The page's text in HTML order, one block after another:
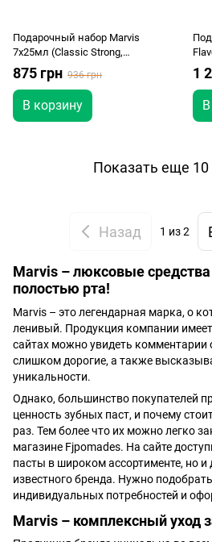
Подарочный набор Marvis
7x25мл (Classic Strong,
Whitening, Aquatic, Ginger,
Licorice, Jasmin , Cinnamon)
875 грн 936 грн
В корзину
1
Показать еще 10
Назад 1 из 2
Marvis – люксовые средства
полостью рта!
Marvis – это легендарная марка, о
ленивый. Продукция компании
сайтах можно увидеть комментарии
слишком дорогие, а также
уникальности.
Однако, большинство покупателей
ценность зубных паст, и почему
раз. Тем более что их можно легко
магазине Fjpomades. На сайте
пасты в широком ассортименте, но и
известного бренда. Нужно
индивидуальных потребностей и
Marvis – комплексный уход